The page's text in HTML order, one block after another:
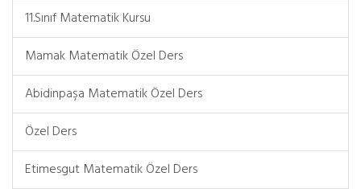
11.Sınıf Matematik Kursu
Mamak Matematik Özel Ders
Abidinpaşa Matematik Özel Ders
Özel Ders
Etimesgut Matematik Özel Ders